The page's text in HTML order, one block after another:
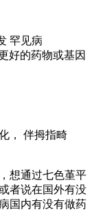
罕见病
好的药物或基因
， 伴拇指畸
想通过七色堇平
者说在国外有没
国内有没有做药